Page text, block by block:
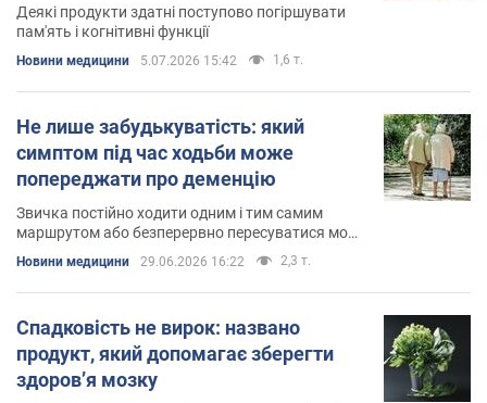
Деякі продукти здатні поступово погіршувати
пам'ять і когнітивні функції
Новини медицини 5.07.2026 15:42 1,6 т.
Не лише забудькуватість: який
симптом під час ходьби може
попереджати про деменцію
Звичка постійно ходити одним і тим самим
маршрутом або безперервно пересуватися може
Новини медицини 29.06.2026 16:22 2,3 т.
Спадковість не вирок: названо
продукт, який допомагає зберегти
здоров’я мозку